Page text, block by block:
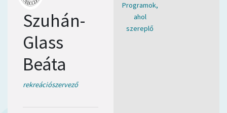
Szuhán-
Glass
Beáta
rekreációszervező
Programok,
ahol
szereplő